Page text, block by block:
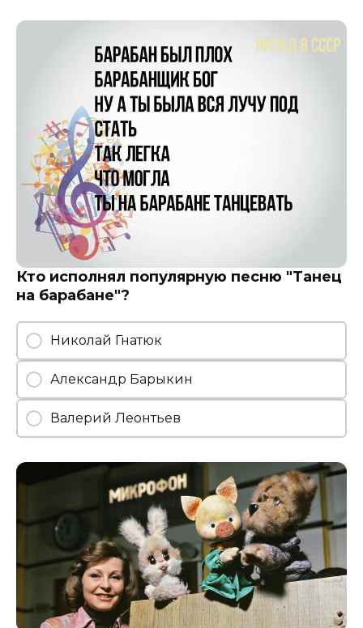
Кто исполнял популярную песню "Танец
на барабане"?
Николай Гнатюк
Александр Барыкин
Валерий Леонтьев